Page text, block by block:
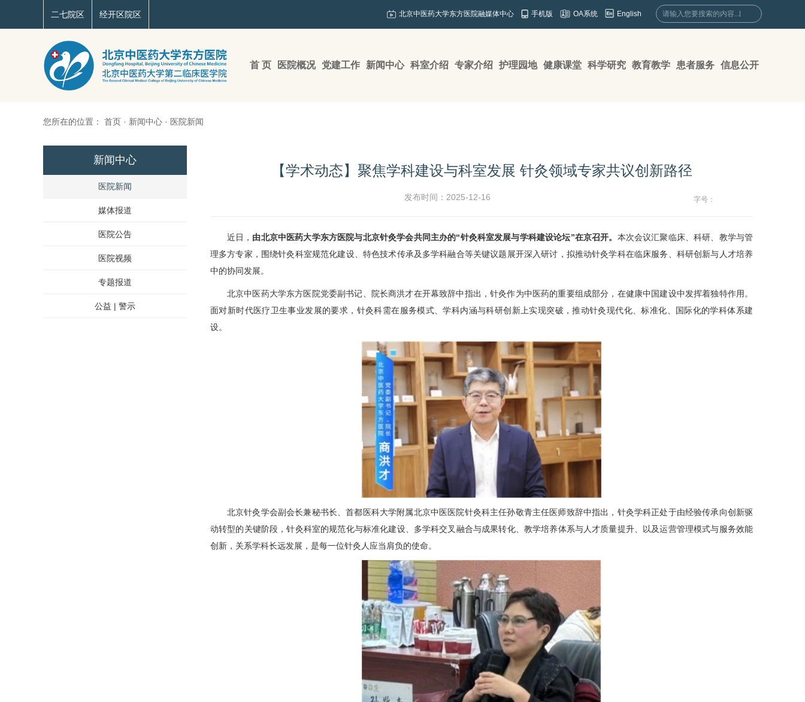
二七院区 经开区院区 北京中医药大学东方医院融媒体中心 手机版 OA系统 English
首 页 医院概况 党建工作 新闻中心 科室介绍 专家介绍 护理园地 健康课堂 科学研究 教育教学 患者服务 信息公开
您所在的位置： 首页 · 新闻中心 · 医院新闻
新闻中心
医院新闻
媒体报道
医院公告
医院视频
专题报道
公益 | 警示
【学术动态】聚焦学科建设与科室发展 针灸领域专家共议创新路径
发布时间：2025-12-16 字号：
近日， 由北京中医药大学东方医院与北京针灸学会共同主办的“针灸科室发展与学科建设论坛”在京召开。 本次会议汇聚临床、科研、教学与管
理多方专家，围绕针灸科室规范化建设、特色技术传承及多学科融合等关键议题展开深入研讨，拟推动针灸学科在临床服务、科研创新与人才培养
中的协同发展。
北京中医药大学东方医院党委副书记、院长商洪才在开幕致辞中指出，针灸作为中医药的重要组成部分，在健康中国建设中发挥着独特作用。
面对新时代医疗卫生事业发展的要求， 针灸科需在服务模式、学科内涵与科研创新上实现突破，推动针灸现代化、标准化、国际化的学科体系建
设。
北京针灸学会副会长兼秘书长、首都医科大学附属北京中医医院针灸科主任孙敬青主任医师致辞中指出，针灸学科正处于由经验传承向创新驱
动转型的关键阶段，针灸科室的规范化与标准化建设、多学科交叉融合与成果转化、教学培养体系与人才质量提升、以及运营管理模式与服务效能
创新，关系学科长远发展，是每一位针灸人应当肩负的使命。